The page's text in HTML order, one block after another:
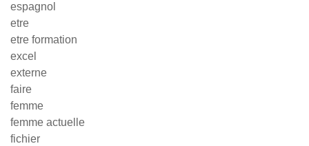
espagnol
etre
etre formation
excel
externe
faire
femme
femme actuelle
fichier